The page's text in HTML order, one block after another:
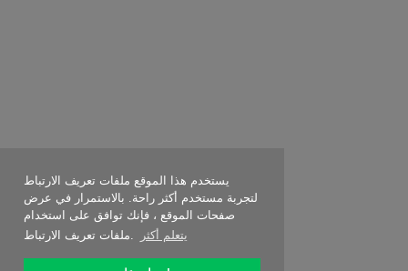
يستخدم هذا الموقع ملفات تعريف الارتباط
لتجربة مستخدم أكثر راحة. بالاستمرار في عرض
صفحات الموقع ، فإنك توافق على استخدام
ملفات تعريف الارتباط.
يتعلم أكثر